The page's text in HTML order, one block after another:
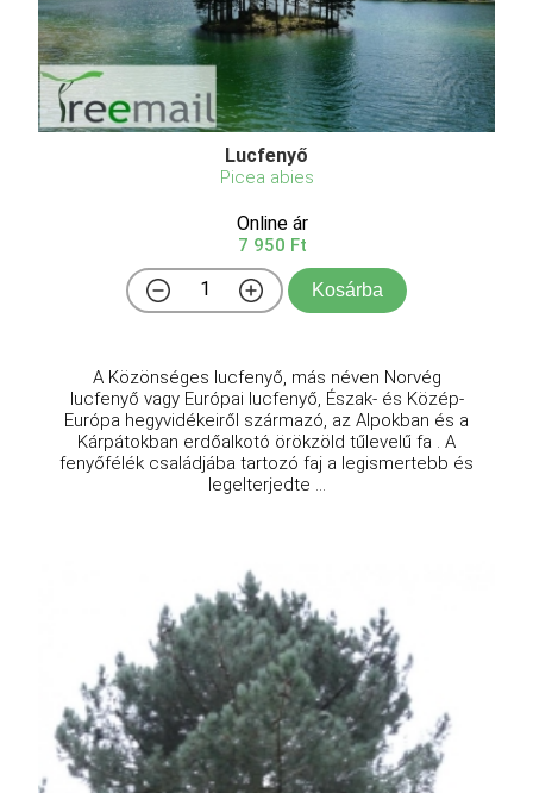
Lucfenyő
Picea abies
Online ár
7 950 Ft
Kosárba
A Közönséges lucfenyő, más néven Norvég
lucfenyő vagy Európai lucfenyő, Észak- és Közép-
Európa hegyvidékeiről származó, az Alpokban és a
Kárpátokban erdőalkotó örökzöld tűlevelű fa . A
fenyőfélék családjába tartozó faj a legismertebb és
legelterjedte ...